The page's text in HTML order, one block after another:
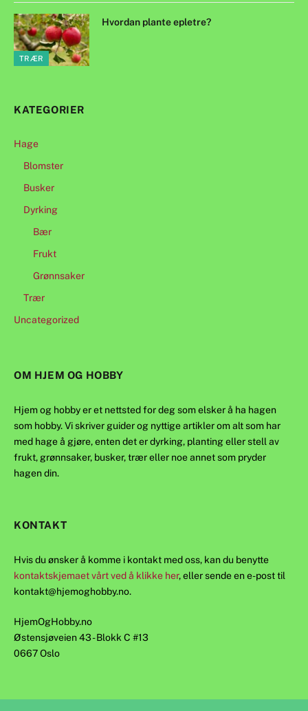
TRÆR
Hvordan plante epletre?
KATEGORIER
Hage
Blomster
Busker
Dyrking
Bær
Frukt
Grønnsaker
Trær
Uncategorized
OM HJEM OG HOBBY
Hjem og hobby er et nettsted for deg som elsker å ha hagen
som hobby. Vi skriver guider og nyttige artikler om alt som har
med hage å gjøre, enten det er dyrking, planting eller stell av
frukt, grønnsaker, busker, trær eller noe annet som pryder
hagen din.
KONTAKT
Hvis du ønsker å komme i kontakt med oss, kan du benytte
kontaktskjemaet vårt ved å klikke her, eller sende en e-post til
kontakt@hjemoghobby.no.
HjemOgHobby.no
Østensjøveien 43 - Blokk C #13
0667 Oslo